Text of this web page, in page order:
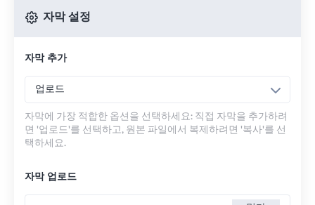
자막 설정
자막 추가
업로드
자막에 가장 적합한 옵션을 선택하세요: 직접 자막을 추가하려
면 '업로드'를 선택하고, 원본 파일에서 복제하려면 '복사'를 선
택하세요.
자막 업로드